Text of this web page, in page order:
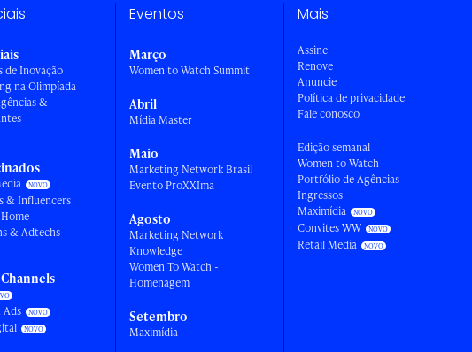
de Inovação
na Olimpíada
&
& Influencers
& Adtechs
Ads
Eventos
Março
Women to Watch Summit
Abril
Mídia Master
Maio
Marketing Network Brasil
Evento ProXXIma
Agosto
Marketing Network
Knowledge
Women To Watch -
Homenagem
Setembro
Maximídia
Mais
Assine
Renove
Anuncie
Política de privacidade
Fale conosco
Edição semanal
Women to Watch
Portfólio de Agências
Ingressos
Maximídia
Convites WW
Retail Media